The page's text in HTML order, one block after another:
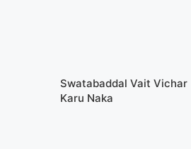
Swatabaddal Vait Vichar
Karu Naka